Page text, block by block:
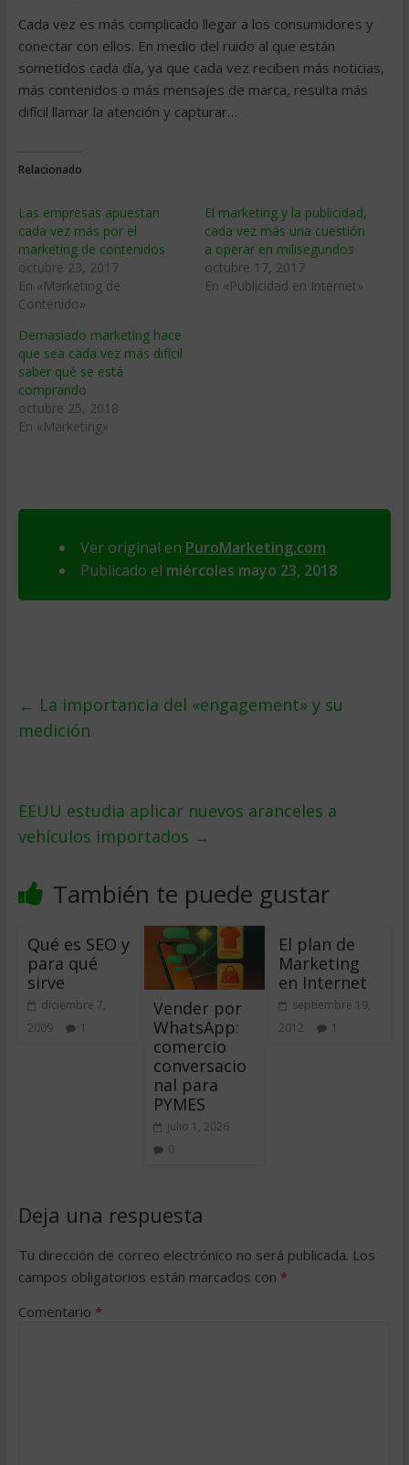
Cada vez es más complicado llegar a los consumidores y
conectar con ellos. En medio del ruido al que están
sometidos cada día, ya que cada vez reciben más noticias,
más contenidos o más mensajes de marca, resulta más
difícil llamar la atención y capturar…
Relacionado
Las empresas apuestan
cada vez más por el
marketing de contenidos
octubre 23, 2017
En «Marketing de
Contenido»
El marketing y la publicidad,
cada vez más una cuestión
a operar en milisegundos
octubre 17, 2017
En «Publicidad en Internet»
Demasiado marketing hace
que sea cada vez más difícil
saber qué se está
comprando
octubre 25, 2018
En «Marketing»
Ver original en PuroMarketing.com
Publicado el miércoles mayo 23, 2018
← La importancia del «engagement» y su
medición
EEUU estudia aplicar nuevos aranceles a
vehículos importados →
También te puede gustar
Qué es SEO y
para qué
sirve
diciembre 7,
2009
1
Vender por
WhatsApp:
comercio
conversacio
nal para
PYMES
julio 1, 2026
0
El plan de
Marketing
en Internet
septiembre 19,
2012
1
Deja una respuesta
Tu dirección de correo electrónico no será publicada. Los
campos obligatorios están marcados con *
Comentario *